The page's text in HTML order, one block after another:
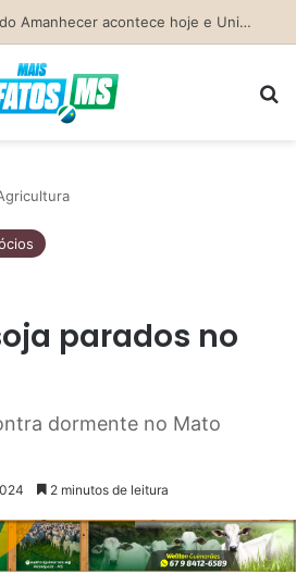
Costa Rica nesta sexta-feira (7)
parados no
dormente no Mato
2 minutos de leitura